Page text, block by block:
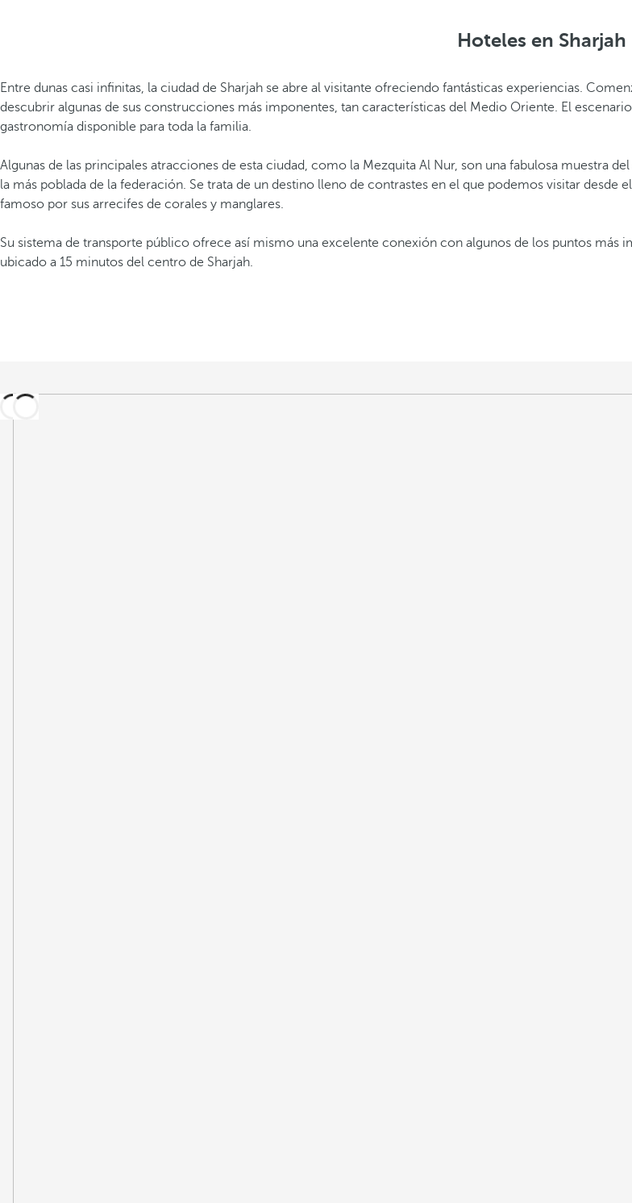
Hoteles en Sharjah
Entre dunas casi infinitas, la ciudad de Sharjah se abre al visitante ofreciendo fantásticas experiencias.
descubrir algunas de sus construcciones más imponentes, tan características del Medio Oriente. El
gastronomía disponible para toda la familia.
Algunas de las principales atracciones de esta ciudad, como la Mezquita Al Nur, son una fabulosa muestra
la más poblada de la federación. Se trata de un destino lleno de contrastes en el que podemos visitar desde
famoso por sus arrecifes de corales y manglares.
Su sistema de transporte público ofrece así mismo una excelente conexión con algunos de los puntos más
ubicado a 15 minutos del centro de Sharjah.